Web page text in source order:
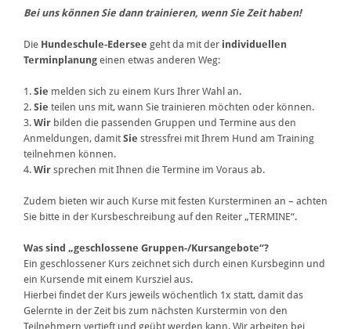
Bei uns können Sie dann trainieren, wenn Sie Zeit haben!
Die Hundeschule-Edersee geht da mit der individuellen
Terminplanung einen etwas anderen Weg:
1. Sie melden sich zu einem Kurs Ihrer Wahl an.
2. Sie teilen uns mit, wann Sie trainieren möchten oder können.
3. Wir bilden die passenden Gruppen und Termine aus den
Anmeldungen, damit Sie stressfrei mit Ihrem Hund am Training
teilnehmen können.
4. Wir sprechen mit Ihnen die Termine im Voraus ab.
Zudem bieten wir auch Kurse mit festen Kursterminen an – achten
Sie bitte in der Kursbeschreibung auf den Reiter „TERMINE“.
Was sind „geschlossene Gruppen-/Kursangebote“?
Ein geschlossener Kurs zeichnet sich durch einen Kursbeginn und
ein Kursende mit einem Kursziel aus.
Hierbei findet der Kurs jeweils wöchentlich 1x statt, damit das
Gelernte in der Zeit bis zum nächsten Kurstermin von den
Teilnehmern vertieft und geübt werden kann. Wir arbeiten bei